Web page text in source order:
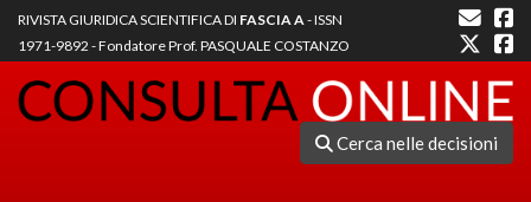
RIVISTA GIURIDICA SCIENTIFICA DI FASCIA A- ISSN
1971-9892 - Fondatore Prof. PASQUALE COSTANZO
Cerca nelle decisioni